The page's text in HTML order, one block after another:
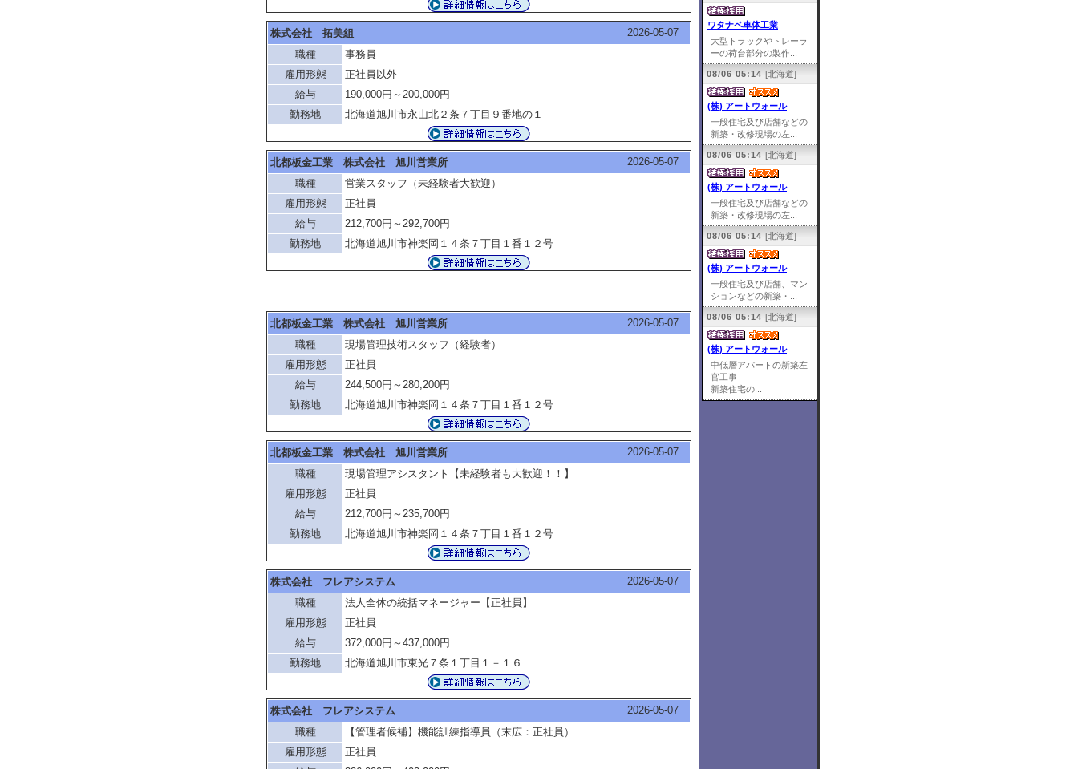
株式会社 拓美組
2026-05-07
職種
事務員
雇用形態
正社員以外
給与
190,000円～200,000円
勤務地
北海道旭川市永山北２条７丁目９番地の１
北都板金工業 株式会社 旭川営業所
2026-05-07
職種
営業スタッフ（未経験者大歓迎）
雇用形態
正社員
給与
212,700円～292,700円
勤務地
北海道旭川市神楽岡１４条７丁目１番１２号
北都板金工業 株式会社 旭川営業所
2026-05-07
職種
現場管理技術スタッフ（経験者）
雇用形態
正社員
給与
244,500円～280,200円
勤務地
北海道旭川市神楽岡１４条７丁目１番１２号
北都板金工業 株式会社 旭川営業所
2026-05-07
職種
現場管理アシスタント【未経験者も大歓迎！！】
雇用形態
正社員
給与
212,700円～235,700円
勤務地
北海道旭川市神楽岡１４条７丁目１番１２号
株式会社 フレアシステム
2026-05-07
職種
法人全体の統括マネージャー【正社員】
雇用形態
正社員
給与
372,000円～437,000円
勤務地
北海道旭川市東光７条１丁目１－１６
株式会社 フレアシステム
2026-05-07
職種
【管理者候補】機能訓練指導員（末広：正社員）
雇用形態
正社員
ワタナベ車体工業
大型トラックやトレーラ
ーの荷台部分の製作...
08/06 05:14 [北海道]
(株) アートウォール
一般住宅及び店舗などの
新築・改修現場の左...
08/06 05:14 [北海道]
(株) アートウォール
一般住宅及び店舗などの
新築・改修現場の左...
08/06 05:14 [北海道]
(株) アートウォール
一般住宅及び店舗、マン
ションなどの新築・...
08/06 05:14 [北海道]
(株) アートウォール
中低層アパートの新築左
官工事
新築住宅の...